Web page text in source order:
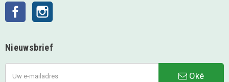
Facebook
Nieuwsbrief
Oké